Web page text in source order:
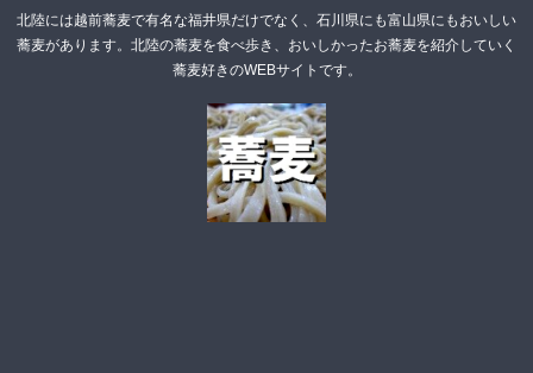
北陸には越前蕎麦で有名な福井県だけでなく、石川県にも富山県にもおいしい
蕎麦があります。北陸の蕎麦を食べ歩き、おいしかったお蕎麦を紹介していく
蕎麦好きのWEBサイトです。